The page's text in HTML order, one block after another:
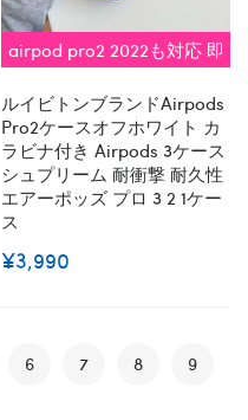
airpod pro2 2022も対応 即
ルイビトンブランドairpods
Pro2ケースオフホワイト カ
ラビナ付き Airpods 3ケース
シュプリーム 耐衝撃 耐久性
エアーポッズ プロ 3 2 1ケー
ス
¥3,990
6 7 8
9